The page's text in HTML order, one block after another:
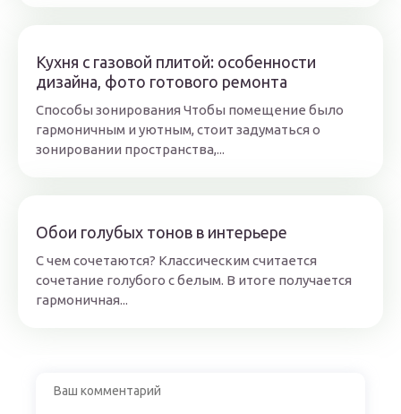
Кухня с газовой плитой: особенности
дизайна, фото готового ремонта
Способы зонирования Чтобы помещение было
гармоничным и уютным, стоит задуматься о
зонировании пространства,...
Обои голубых тонов в интерьере
С чем сочетаются? Классическим считается
сочетание голубого с белым. В итоге получается
гармоничная...